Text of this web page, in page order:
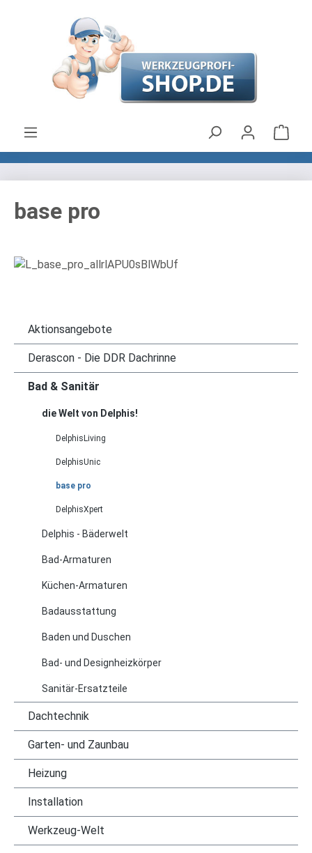
Zum Hauptinhalt springen
base pro
Aktionsangebote
Derascon - Die DDR Dachrinne
Bad & Sanitär
die Welt von Delphis!
DelphisLiving
DelphisUnic
base pro
DelphisXpert
Delphis - Bäderwelt
Bad-Armaturen
Küchen-Armaturen
Badausstattung
Baden und Duschen
Bad- und Designheizkörper
Sanitär-Ersatzteile
Dachtechnik
Garten- und Zaunbau
Heizung
Installation
Werkzeug-Welt